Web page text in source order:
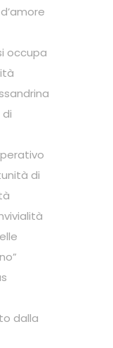
occupa
di
dalla